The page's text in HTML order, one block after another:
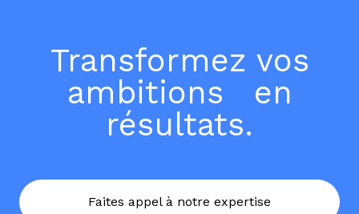
Transformez vos
ambitions en
résultats.
Faites appel à notre expertise